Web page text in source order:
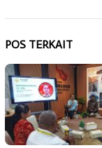
POS TERKAIT